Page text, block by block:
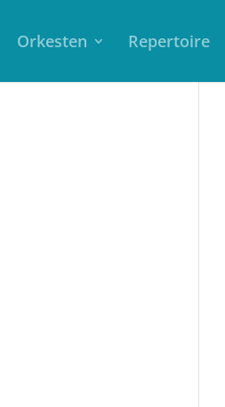
Orkesten Repertoire